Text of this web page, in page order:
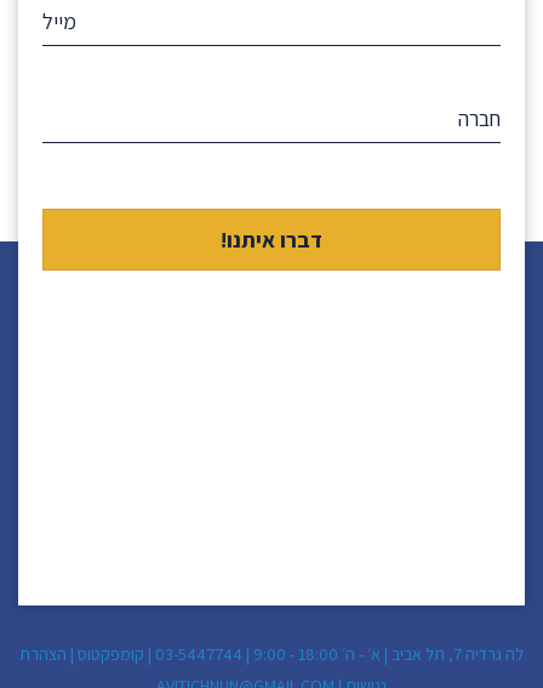
לה גרדיה 7, תל אביב | א׳ - ה׳ 18:00 - 9:00 | 03-5447744
| קומפקטוס | הצהרת